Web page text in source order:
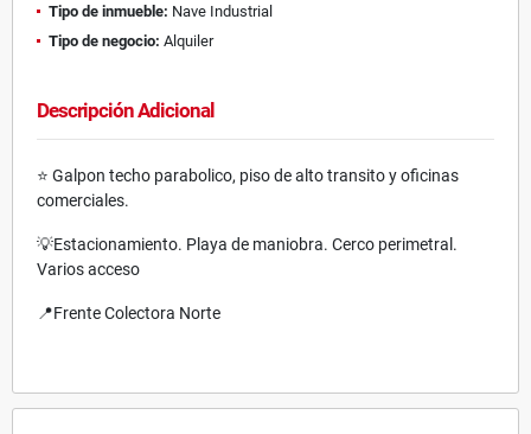
Tipo de inmueble: Nave Industrial
Tipo de negocio: Alquiler
Descripción Adicional
⭐️ Galpon techo parabolico, piso de alto transito y oficinas
comerciales.
💡Estacionamiento. Playa de maniobra. Cerco perimetral.
Varios acceso
📍Frente Colectora Norte